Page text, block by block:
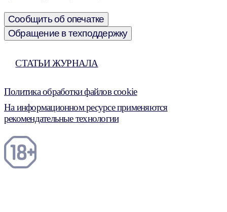
Сообщить об опечатке
Обращение в техподдержку
СТАТЬИ ЖУРНАЛА
Политика обработки файлов cookie
На информационном ресурсе применяются
рекомендательные технологии